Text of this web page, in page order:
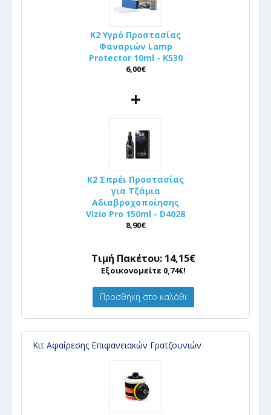
K2 Υγρό Προστασίας
Φαναριών Lamp
Protector 10ml - K530
6,00€
+
K2 Σπρέι Προστασίας
για Τζάμια
Αδιαβροχοποίησης
Vizio Pro 150ml - D4028
8,90€
Τιμή Πακέτου: 14,15€
Εξοικονομείτε 0,74€!
Προσθήκη στο καλάθι
Κιτ Αφαίρεσης Επιφανειακών Γρατζουνιών